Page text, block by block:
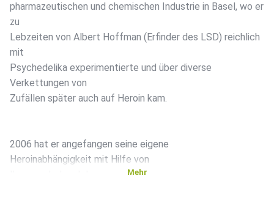
pharmazeutischen und chemischen Industrie in Basel, wo er
zu
Lebzeiten von Albert Hoffman (Erfinder des LSD) reichlich
mit
Psychedelika experimentierte und über diverse
Verkettungen von
Zufällen später auch auf Heroin kam.
2006 hat er angefangen seine eigene
Heroinabhängigkeit mit Hilfe von
Mehr